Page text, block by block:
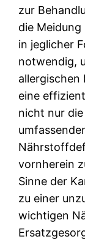
zur
die
in jeglicher
notwendig,
allergischen
eine
nicht nur
vornherein
Sinne der
zu einer
wichtigen